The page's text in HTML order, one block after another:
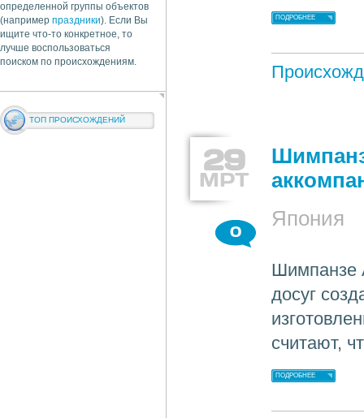
определенной группы объектов
(например праздники). Если Вы
ищите что-то конкретное, то
лучше воспользоваться
поиском по происхождениям.
ТОП ПРОИСХОЖДЕНИЙ
ПОДРОБНЕЕ
29
МРТ
Япония
0
Шимпанзе
досуг
считают,
ПОДРОБНЕЕ